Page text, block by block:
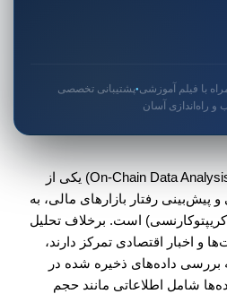
با فیلم آموزشی پشتیبانی تخصصی
راه‌اندازی آسان
(On-Chain Data Analysis) یکی از
پیش‌بینی رفتار بازارهای مالی، به
است. برخلاف تحلیل
و اخبار اقتصادی تمرکز دارند،
بررسی داده‌های ذخیره شده در
شامل اطلاعاتی مانند حجم